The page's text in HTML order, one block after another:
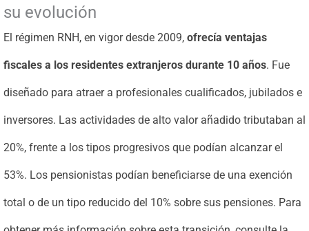
su evolución
El régimen RNH, en vigor desde 2009, ofrecía ventajas
fiscales a los residentes extranjeros durante 10 años. Fue
diseñado para atraer a profesionales cualificados, jubilados e
inversores. Las actividades de alto valor añadido tributaban al
20%, frente a los tipos progresivos que podían alcanzar el
53%. Los pensionistas podían beneficiarse de una exención
total o de un tipo reducido del 10% sobre sus pensiones. Para